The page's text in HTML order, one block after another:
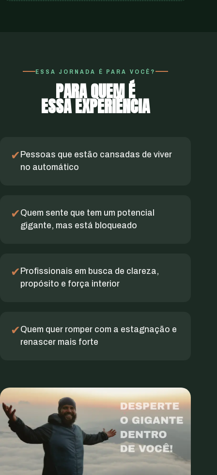
ESSA JORNADA É PARA VOCÊ?
PARA QUEM É
ESSA EXPERIÊNCIA
✔ Pessoas que estão cansadas de viver
no automático
✔Quem sente que tem um potencial
gigante, mas está bloqueado
✔ Profissionais em busca de clareza,
propósito e força interior
✔Quem quer romper com a estagnação e
renascer mais forte